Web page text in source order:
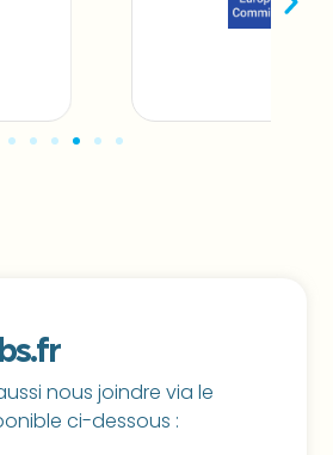
nous joindre via le
ci-dessous :